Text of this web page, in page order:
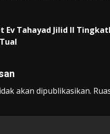
Ev Tahayad Jilid II
akan dipublikasikan.